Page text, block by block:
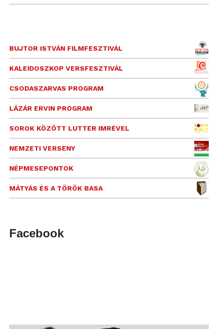
BUJTOR ISTVÁN FILMFESZTIVÁL
KALEIDOSZKOP VERSFESZTIVÁL
CSODASZARVAS PROGRAM
LÁZÁR ERVIN PROGRAM
SOROK KÖZÖTT LUTTER IMRÉVEL
NEMZETI VERSENY
NÉPMESEPONTOK
MÁTYÁS ÉS A TÖRÖK BASA
Facebook